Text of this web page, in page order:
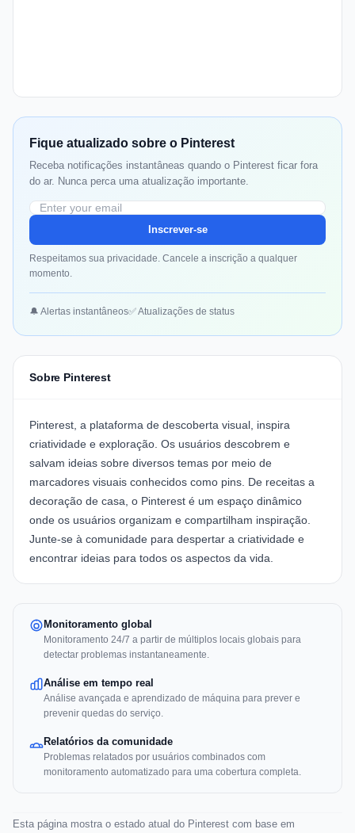
Fique atualizado sobre o Pinterest
Receba notificações instantâneas quando o Pinterest ficar fora
do ar. Nunca perca uma atualização importante.
Inscrever-se
Respeitamos sua privacidade. Cancele a inscrição a qualquer
momento.
🔔 Alertas instantâneos✅ Atualizações de status
Sobre Pinterest
Pinterest, a plataforma de descoberta visual, inspira
criatividade e exploração. Os usuários descobrem e
salvam ideias sobre diversos temas por meio de
marcadores visuais conhecidos como pins. De receitas a
decoração de casa, o Pinterest é um espaço dinâmico
onde os usuários organizam e compartilham inspiração.
Junte-se à comunidade para despertar a criatividade e
encontrar ideias para todos os aspectos da vida.
Monitoramento global
Monitoramento 24/7 a partir de múltiplos locais globais para
detectar problemas instantaneamente.
Análise em tempo real
Análise avançada e aprendizado de máquina para prever e
prevenir quedas do serviço.
Relatórios da comunidade
Problemas relatados por usuários combinados com
monitoramento automatizado para uma cobertura completa.
Esta página mostra o estado atual do Pinterest com base em